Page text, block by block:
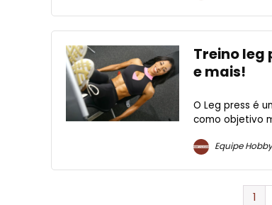
Treino leg
e mais!
O Leg press é
como objetivo
Equipe
1